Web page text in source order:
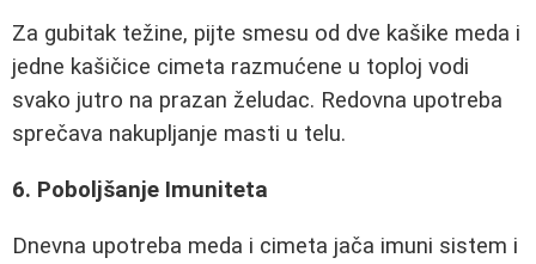
Za gubitak težine, pijte smesu od dve kašike meda i
jedne kašičice cimeta razmućene u toploj vodi
svako jutro na prazan želudac. Redovna upotreba
sprečava nakupljanje masti u telu.
6. Poboljšanje Imuniteta
Dnevna upotreba meda i cimeta jača imuni sistem i